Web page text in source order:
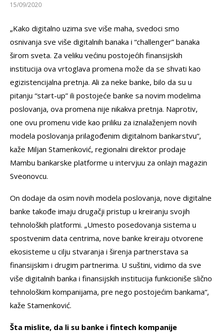
15/09/2020
„Kako digitalno uzima sve više maha, svedoci smo
osnivanja sve više digitalnih banaka i “challenger” banaka
širom sveta. Za veliku većinu postojećih finansijskih
institucija ova vrtoglava promena može da se shvati kao
egizistencijalna pretnja. Ali za neke banke, bilo da su u
pitanju “start-up” ili postojeće banke sa novim modelima
poslovanja, ova promena nije nikakva pretnja. Naprotiv,
one ovu promenu vide kao priliku za iznalaženjem novih
modela poslovanja prilagođenim digitalnom bankarstvu“,
kaže Miljan Stamenković, regionalni direktor prodaje
Mambu bankarske platforme u intervjuu za onlajn magazin
Sveonovcu.
On dodaje da osim novih modela poslovanja, nove digitalne
banke takođe imaju drugačji pristup u kreiranju svojih
tehnoloških platformi. „Umesto posedovanja sistema u
spostvenim data centrima, nove banke kreiraju otvorene
ekosisteme u cilju stvaranja i širenja partnerstava sa
finansijskim i drugim partnerima. U suštini, vidimo da sve
više digitalnih banka i finansijskih institucija funkcioniše slično
tehnološkim kompanijama, pre nego postojećim bankama“,
kaže Stamenković.
Šta mislite, da li su banke i fintech kompanije